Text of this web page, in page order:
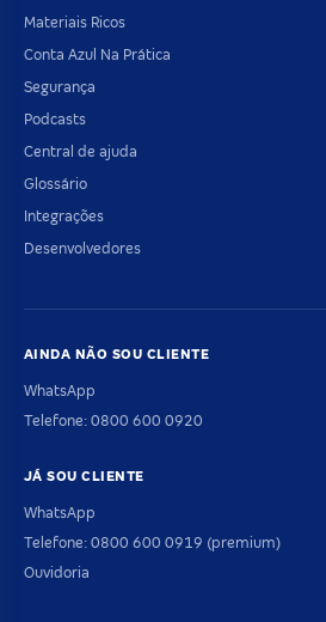
Materiais Ricos
Conta Azul Na Prática
Segurança
Podcasts
Central de ajuda
Glossário
Integrações
Desenvolvedores
AINDA NÃO SOU CLIENTE
WhatsApp
Telefone: 0800 600 0920
JÁ SOU CLIENTE
WhatsApp
Telefone: 0800 600 0919 (premium)
Ouvidoria